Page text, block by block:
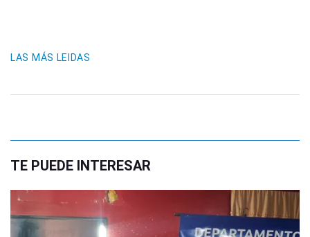
LAS MÁS LEIDAS
TE PUEDE INTERESAR